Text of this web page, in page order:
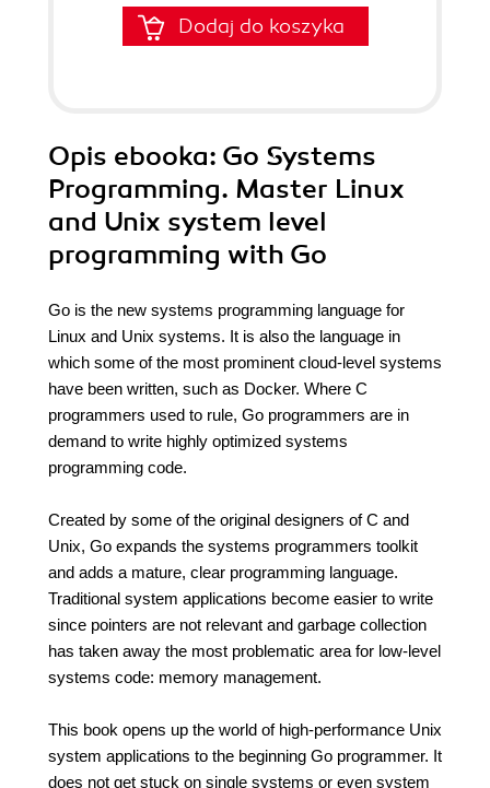
Dodaj do koszyka
Opis ebooka: Go Systems
Programming. Master Linux
and Unix system level
programming with Go
Go is the new systems programming language for
Linux and Unix systems. It is also the language in
which some of the most prominent cloud-level systems
have been written, such as Docker. Where C
programmers used to rule, Go programmers are in
demand to write highly optimized systems
programming code.
Created by some of the original designers of C and
Unix, Go expands the systems programmers toolkit
and adds a mature, clear programming language.
Traditional system applications become easier to write
since pointers are not relevant and garbage collection
has taken away the most problematic area for low-level
systems code: memory management.
This book opens up the world of high-performance Unix
system applications to the beginning Go programmer. It
does not get stuck on single systems or even system